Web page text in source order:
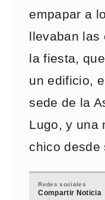
empapar a
llevaban las
la fiesta,
un edificio,
sede de la
Lugo, y una
chico desde
Redes sociales
Compartir Noticia